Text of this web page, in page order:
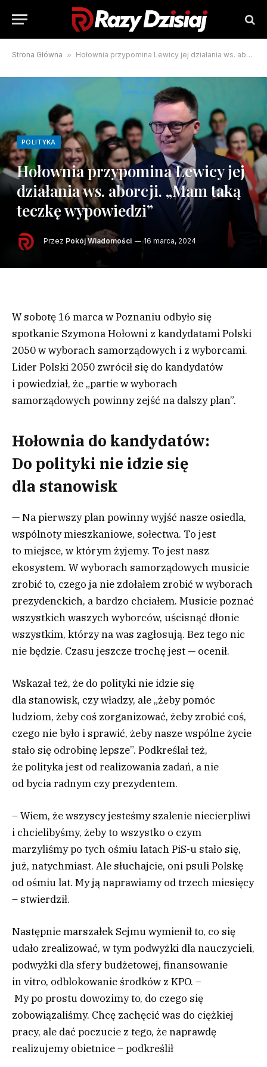
Strona Główna » Hołownia przypomina Lewicy jej działania ws. aborcji. „Mam taką teczkę wypowiedzi”
POLITYKA
Hołownia przypomina Lewicy jej
działania ws. aborcji. „Mam taką
teczkę wypowiedzi”
Przez Pokój Wiadomości 16 marca, 2024
W sobotę 16 marca w Poznaniu odbyło się
spotkanie Szymona Hołowni z kandydatami Polski
2050 w wyborach samorządowych i z wyborcami.
Lider Polski 2050 zwrócił się do kandydatów
i powiedział, że „partie w wyborach
samorządowych powinny zejść na dalszy plan”.
Hołownia do kandydatów:
Do polityki nie idzie się
dla stanowisk
— Na pierwszy plan powinny wyjść nasze osiedla,
wspólnoty mieszkaniowe, sołectwa. To jest
to miejsce, w którym żyjemy. To jest nasz
ekosystem. W wyborach samorządowych musicie
zrobić to, czego ja nie zdołałem zrobić w wyborach
prezydenckich, a bardzo chciałem. Musicie poznać
wszystkich waszych wyborców, uścisnąć dłonie
wszystkim, którzy na was zagłosują. Bez tego nic
nie będzie. Czasu jeszcze trochę jest — ocenił.
Wskazał też, że do polityki nie idzie się
dla stanowisk, czy władzy, ale „żeby pomóc
ludziom, żeby coś zorganizować, żeby zrobić coś,
czego nie było i sprawić, żeby nasze wspólne życie
stało się odrobinę lepsze”. Podkreślał też,
że polityka jest od realizowania zadań, a nie
od bycia radnym czy prezydentem.
– Wiem, że wszyscy jesteśmy szalenie niecierpliwi
i chcielibyśmy, żeby to wszystko o czym
marzyliśmy po tych ośmiu latach PiS-u stało się,
już, natychmiast. Ale słuchajcie, oni psuli Polskę
od ośmiu lat. My ją naprawiamy od trzech miesięcy
– stwierdził.
Następnie marszałek Sejmu wymienił to, co się
udało zrealizować, w tym podwyżki dla nauczycieli,
podwyżki dla sfery budżetowej, finansowanie
in vitro, odblokowanie środków z KPO. –
My po prostu dowozimy to, do czego się
zobowiązaliśmy. Chcę zachęcić was do ciężkiej
pracy, ale dać poczucie z tego, że naprawdę
realizujemy obietnice – podkreślił